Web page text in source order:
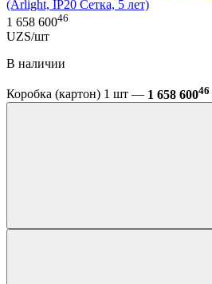
(Arlight, IP20 Сетка, 5 лет)
1 658 60046
UZS/шт
В наличии
Коробка (картон) 1 шт — 1 658 60046